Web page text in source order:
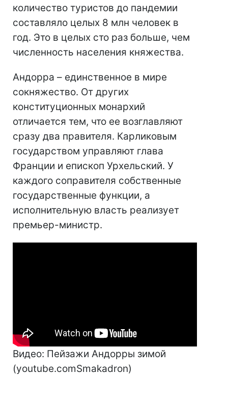
количество туристов до пандемии
составляло целых 8 млн человек в
год. Это в целых сто раз больше, чем
численность населения княжества.
Андорра – единственное в мире
сокняжество. От других
конституционных монархий
отличается тем, что ее возглавляют
сразу два правителя. Карликовым
государством управляют глава
Франции и епископ Урхельский. У
каждого соправителя собственные
государственные функции, а
исполнительную власть реализует
премьер-министр.
Видео: Пейзажи Андорры зимой
(youtube.comSmakadron)